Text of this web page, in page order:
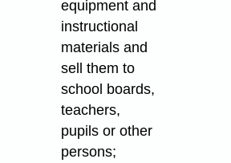
equipment and
instructional
materials and
sell them to
school boards,
teachers,
pupils or other
persons;